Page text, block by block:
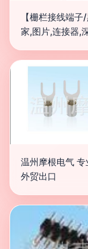
【栅栏接线端
家,图片,连接器,
温州摩根电气
外贸出口